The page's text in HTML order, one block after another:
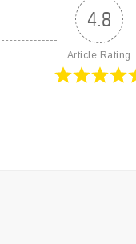
4.8
Article Rating